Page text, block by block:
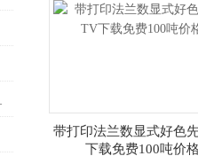
带打印法兰数显式好色
下载免费100吨价